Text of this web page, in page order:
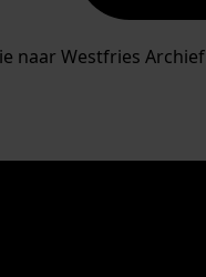
naar Westfries Archief